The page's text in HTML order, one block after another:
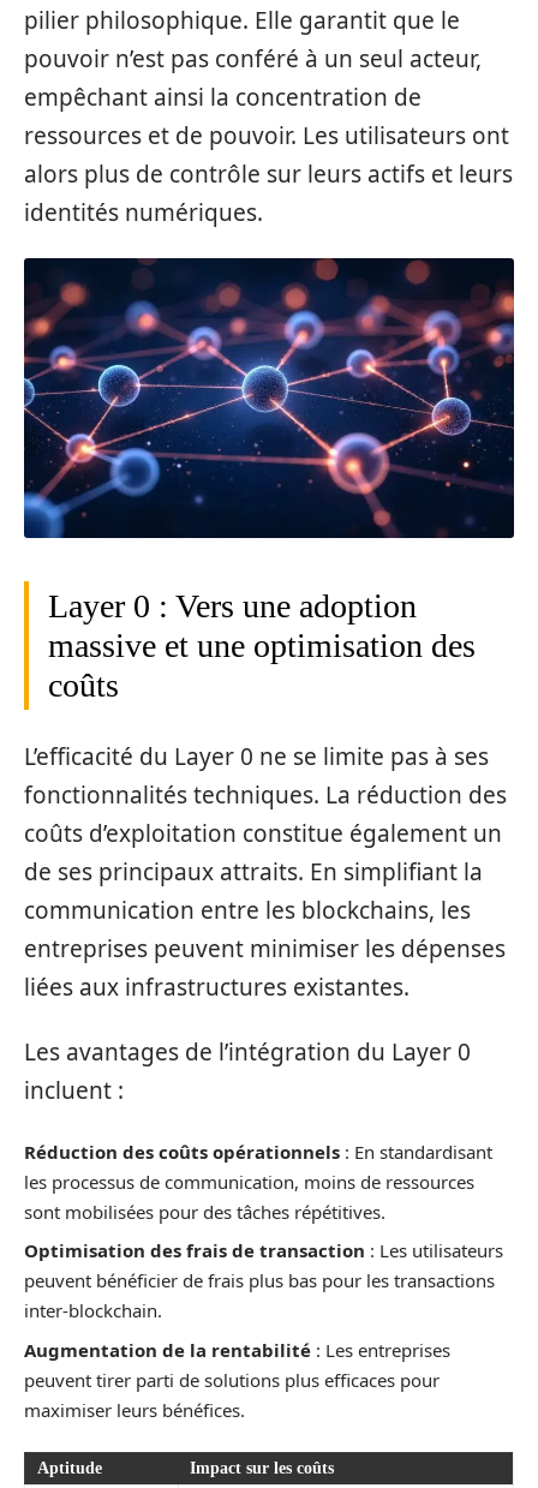
pilier philosophique. Elle garantit que le
pouvoir n’est pas conféré à un seul acteur,
empêchant ainsi la concentration de
ressources et de pouvoir. Les utilisateurs ont
alors plus de contrôle sur leurs actifs et leurs
identités numériques.
Layer 0 : Vers une adoption
massive et une optimisation des
coûts
L’efficacité du Layer 0 ne se limite pas à ses
fonctionnalités techniques. La réduction des
coûts d’exploitation constitue également un
de ses principaux attraits. En simplifiant la
communication entre les blockchains, les
entreprises peuvent minimiser les dépenses
liées aux infrastructures existantes.
Les avantages de l’intégration du Layer 0
incluent :
Réduction des coûts opérationnels : En standardisant
les processus de communication, moins de ressources
sont mobilisées pour des tâches répétitives.
Optimisation des frais de transaction : Les utilisateurs
peuvent bénéficier de frais plus bas pour les transactions
inter-blockchain.
Augmentation de la rentabilité : Les entreprises
peuvent tirer parti de solutions plus efficaces pour
maximiser leurs bénéfices.
Aptitude Impact sur les coûts